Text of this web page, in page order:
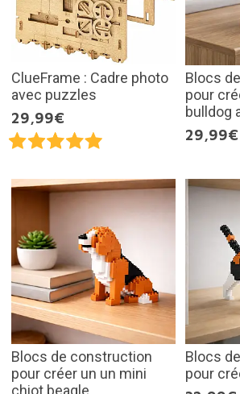
ClueFrame : Cadre photo
avec puzzles
29,99€
Blocs
pour
bulldog
29,99€
Blocs de construction
pour créer un un mini
chiot beagle
Blocs
pour